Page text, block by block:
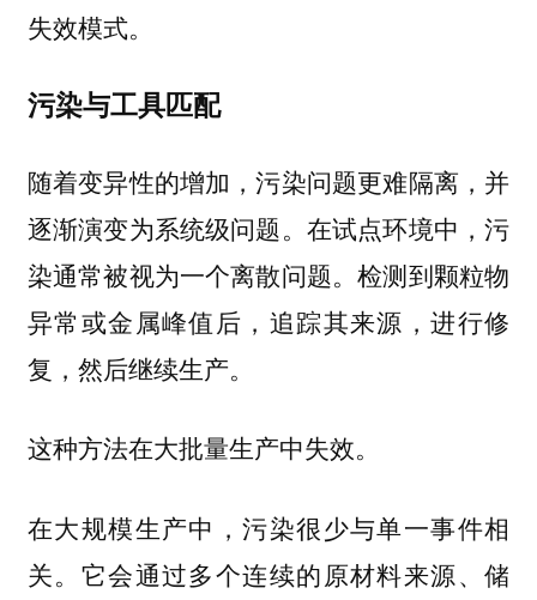
失效模式。
污染与工具匹配
随着变异性的增加，污染问题更难隔离，并
逐渐演变为系统级问题。在试点环境中，污
染通常被视为一个离散问题。检测到颗粒物
异常或金属峰值后，追踪其来源，进行修
复，然后继续生产。
这种方法在大批量生产中失效。
在大规模生产中，污染很少与单一事件相
关。它会通过多个连续的原材料来源、储